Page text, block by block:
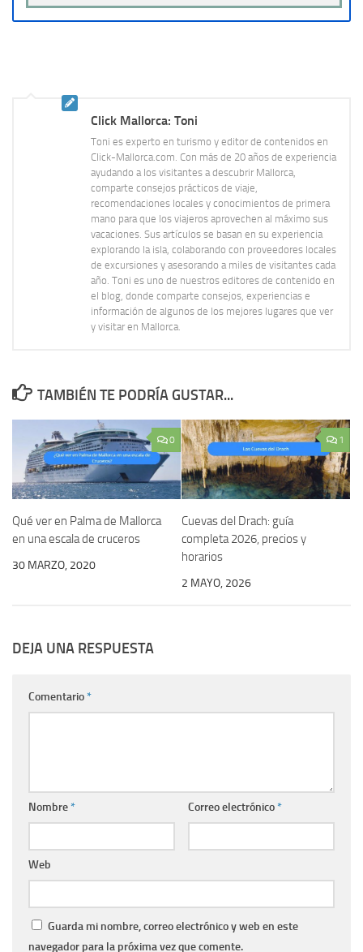
Click Mallorca: Toni
Toni es experto en turismo y editor de contenidos en
Click-Mallorca.com. Con más de 20 años de experiencia
ayudando a los visitantes a descubrir Mallorca,
comparte consejos prácticos de viaje,
recomendaciones locales y conocimientos de primera
mano para que los viajeros aprovechen al máximo sus
vacaciones. Sus artículos se basan en su experiencia
explorando la isla, colaborando con proveedores locales
de excursiones y asesorando a miles de visitantes cada
año. Toni es uno de nuestros editores de contenido en
el blog, donde comparte consejos, experiencias e
información de algunos de los mejores lugares que ver
y visitar en Mallorca.
TAMBIÉN TE PODRÍA GUSTAR...
0
Qué ver en Palma de Mallorca
en una escala de cruceros
30 MARZO, 2020
1
Cuevas del Drach: guía
completa 2026, precios y
horarios
2 MAYO, 2026
DEJA UNA RESPUESTA
Comentario*
Nombre* Correo electrónico*
Web
Guarda mi nombre, correo electrónico y web en este
navegador para la próxima vez que comente.